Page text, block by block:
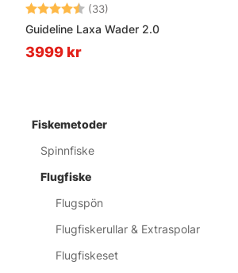
Betyg: (33)
Guideline Laxa Wader 2.0
3999 kr
Fiskemetoder
Spinnfiske
Flugfiske
Flugspön
Flugfiskerullar & Extraspolar
Flugfiskeset